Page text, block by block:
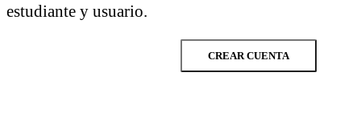
estudiante y usuario.
CREAR CUENTA